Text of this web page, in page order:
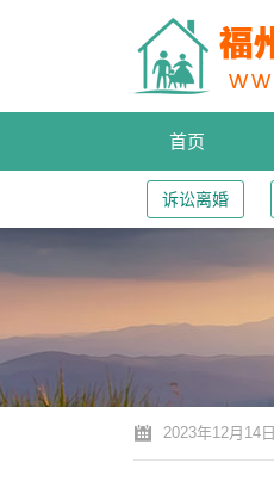
首页
诉讼离婚
2023年12月14日